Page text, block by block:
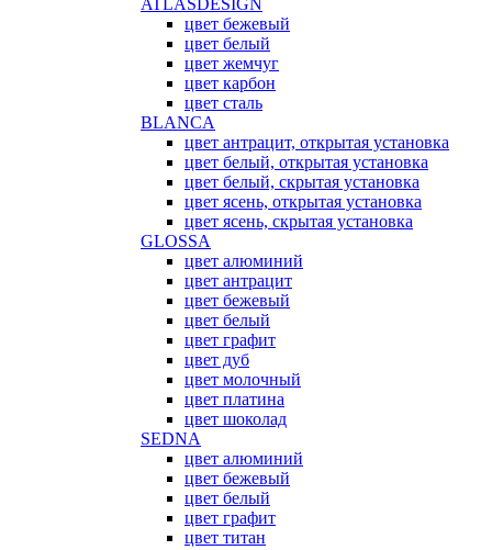
цвет бежевый
цвет белый
цвет жемчуг
цвет карбон
цвет сталь
BLANCA
цвет антрацит, открытая установка
цвет белый, открытая установка
цвет белый, скрытая установка
цвет ясень, открытая установка
цвет ясень, скрытая установка
GLOSSA
цвет алюминий
цвет антрацит
цвет бежевый
цвет белый
цвет графит
цвет дуб
цвет молочный
цвет платина
цвет шоколад
SEDNA
цвет алюминий
цвет бежевый
цвет белый
цвет графит
цвет титан